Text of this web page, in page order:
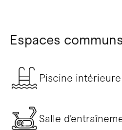
Espaces communs
Piscine intérieure
Salle